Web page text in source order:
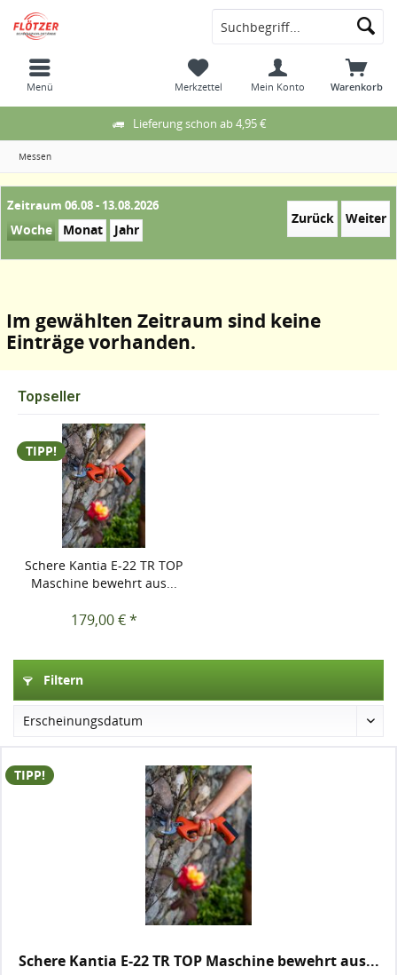
Menü Warenkorb
Merkzettel Mein Konto
Lieferung schon ab 4,95 €
Messen
Zeitraum 06.08 - 13.08.2026
Woche Monat Jahr
Zurück Weiter
Im gewählten Zeitraum sind keine
Einträge vorhanden.
Topseller
TIPP!
Schere Kantia E-22 TR TOP
Maschine bewehrt aus...
179,00 € *
Filtern
TIPP!
Schere Kantia E-22 TR TOP Maschine bewehrt aus...